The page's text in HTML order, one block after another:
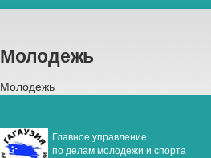
Молодежь
Молодежь
Главное управление
по делам молодежи и спорта